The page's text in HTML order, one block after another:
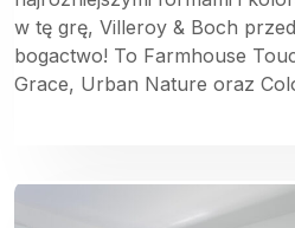
w tę grę, Villeroy & Boch
bogactwo! To Farmhouse
Grace, Urban Nature oraz